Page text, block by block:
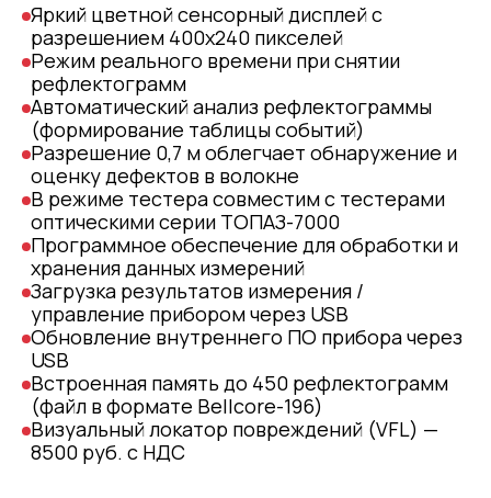
Яркий цветной сенсорный дисплей с
разрешением 400х240 пикселей
Режим реального времени при снятии
рефлектограмм
Автоматический анализ рефлектограммы
(формирование таблицы событий)
Разрешение 0,7 м облегчает обнаружение и
оценку дефектов в волокне
В режиме тестера совместим с тестерами
оптическими серии ТОПАЗ-7000
Программное обеспечение для обработки и
хранения данных измерений
Загрузка результатов измерения /
управление прибором через USB
Обновление внутреннего ПО прибора через
USB
Встроенная память до 450 рефлектограмм
(файл в формате Bellcore-196)
Визуальный локатор повреждений (VFL) —
8500 руб. с НДС